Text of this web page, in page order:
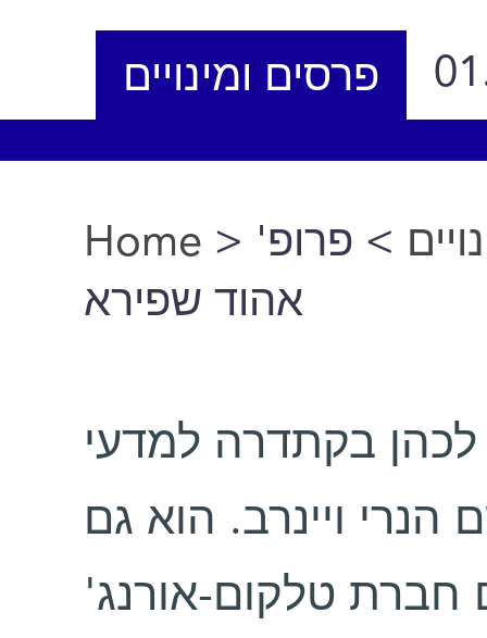
פרסים ומינויים
You are here
Home > > פרופ'
אהוד שפירא
בקתדרה למדעי
הנרי ויינרב. הוא גם
טלקום-אורנג'